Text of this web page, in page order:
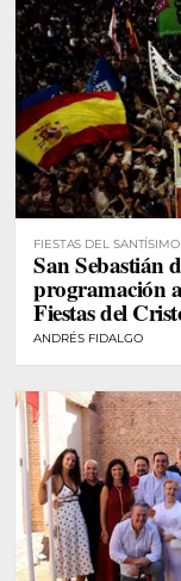
FIESTAS DEL
San Sebastián
programación
Fiestas del
ANDRÉS FIDALGO